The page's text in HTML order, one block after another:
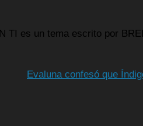
TI es un tema escrito por